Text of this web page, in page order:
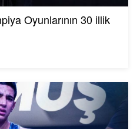
Oyunlarının 30 illik